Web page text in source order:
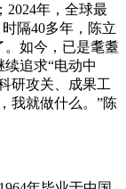
2024年，全球最
隔40多年，陈立
。如今，已是耄耋
追求“电动中
研攻关、成果工
我就做什么。”陈